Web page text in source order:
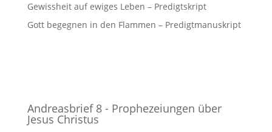
Gewissheit auf ewiges Leben – Predigtskript
Gott begegnen in den Flammen – Predigtmanuskript
Andreasbrief 8 - Prophezeiungen über
Jesus Christus